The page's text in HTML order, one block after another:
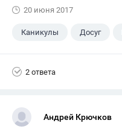
20 июня 2017
Каникулы Досуг
2 ответа
Андрей Крючков